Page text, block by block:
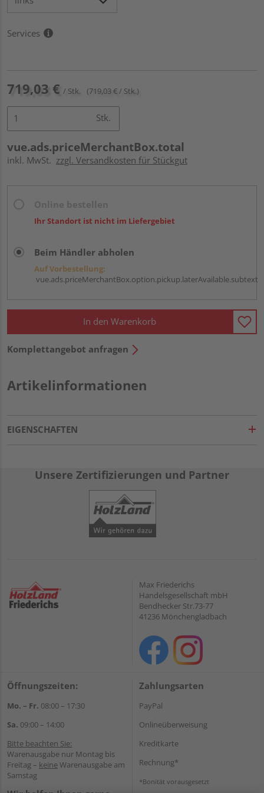
Services
719,03 € / Stk. (719,03 € / Stk.)
Stk.
vue.ads.priceMerchantBox.total
inkl. MwSt. zzgl. Versandkosten für Stückgut
Ihr Standort ist nicht im Liefergebiet
Beim Händler abholen
Auf Vorbestellung:
vue.ads.priceMerchantBox.option.pickup.laterAvailable.subtext
In den Warenkorb
Komplettangebot anfragen
Artikelinformationen
EIGENSCHAFTEN
Unsere Zertifizierungen und Partner
Max Friederichs
Handelsgesellschaft mbH
Bendhecker Str.73-77
41236 Mönchengladbach
Öffnungszeiten:
Mo. – Fr. 08:00 – 17:30
Sa. 09:00 – 14:00
Bitte beachten Sie:
Warenausgabe nur Montag bis
Freitag – keineWarenausgabe am
Samstag
Zahlungsarten
PayPal
Onlineüberweisung
Kreditkarte
Rechnung*
*Bonität vorausgesetzt